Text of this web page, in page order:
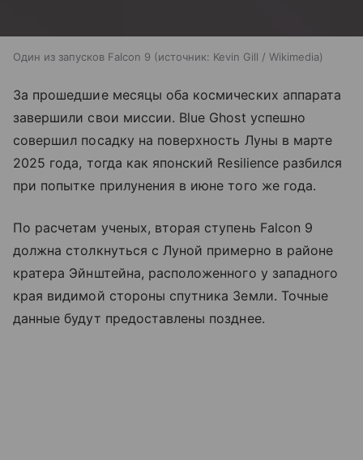
Один из запусков Falcon 9 источник: Kevin Gill / Wikimedia
За прошедшие месяцы оба космических аппарата
завершили свои миссии. Blue Ghost успешно
совершил посадку на поверхность Луны в марте
2025 года, тогда как японский Resilience разбился
при попытке прилунения в июне того же года.
По расчетам ученых, вторая ступень Falcon 9
должна столкнуться с Луной примерно в районе
кратера Эйнштейна, расположенного у западного
края видимой стороны спутника Земли. Точные
данные будут предоставлены позднее.